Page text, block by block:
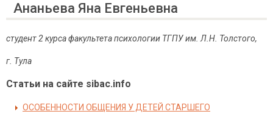
Ананьева Яна Евгеньевна
студент 2 курса факультета психологии ТГПУ им. Л.Н. Толстого,
г. Тула
Статьи на сайте sibac.info
ОСОБЕННОСТИ ОБЩЕНИЯ У ДЕТЕЙ СТАРШЕГО